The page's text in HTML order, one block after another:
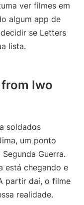
ver filmes em
algum app de
se Letters
lista.
Iwo
soldados
um ponto
Guerra.
está chegando e
partir daí, o filme
realidade.